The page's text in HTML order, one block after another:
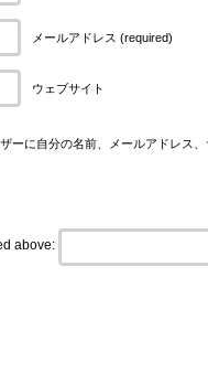
メールアドレス (required)
ウェブサイト
ーに自分の名前、メールアドレス
above: